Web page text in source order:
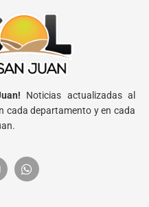
Noticias actualizadas al
cada departamento y en cada